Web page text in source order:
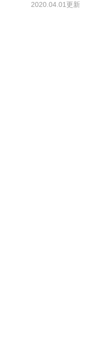
2020.04.01更新